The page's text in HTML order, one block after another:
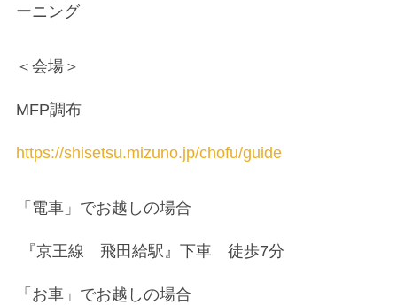
ーニング
＜会場＞
MFP調布
https://shisetsu.mizuno.jp/chofu/guide
「電車」でお越しの場合
『京王線 飛田給駅』下車 徒歩7分
「お車」でお越しの場合